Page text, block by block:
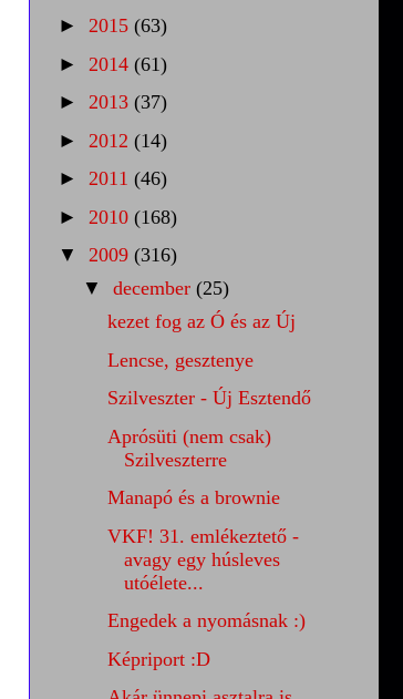
► 2015 (63)
► 2014 (61)
► 2013 (37)
► 2012 (14)
► 2011 (46)
► 2010 (168)
▼ 2009 (316)
▼ december (25)
kezet fog az Ó és az Új
Lencse, gesztenye
Szilveszter - Új Esztendő
Aprósüti (nem csak)
Szilveszterre
Manapó és a brownie
VKF! 31. emlékeztető -
avagy egy húsleves
utóélete...
Engedek a nyomásnak :)
Képriport :D